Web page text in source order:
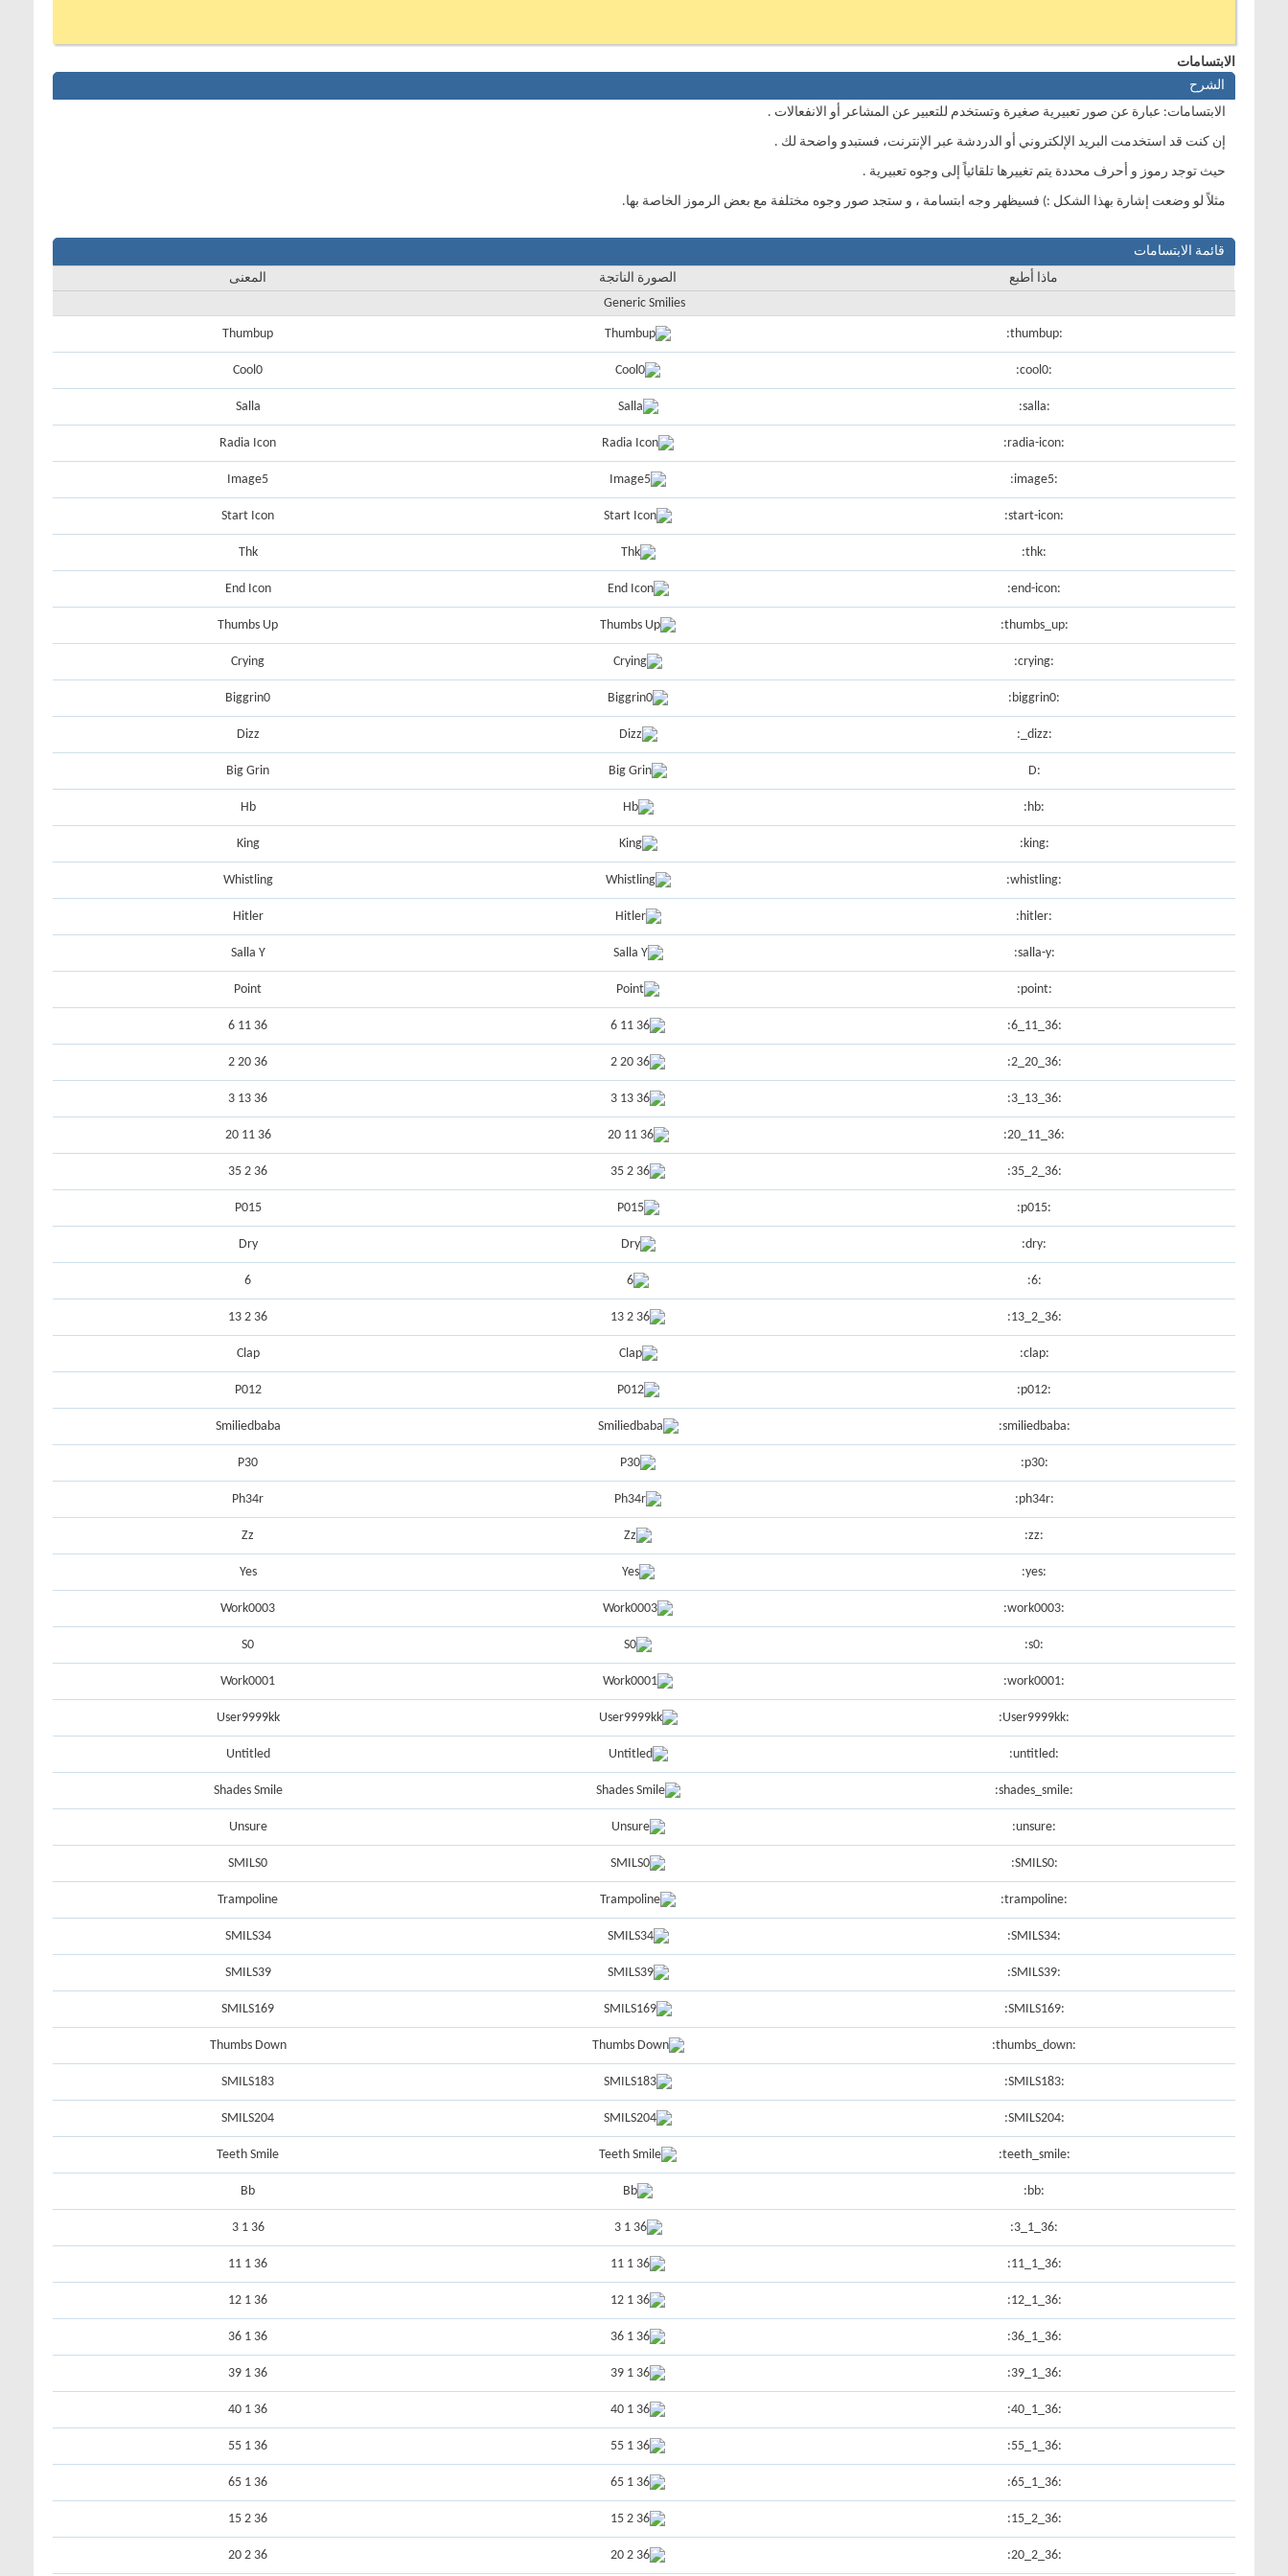
الابتسامات
الشرح
الابتسامات: عبارة عن صور تعبيرية صغيرة وتستخدم للتعبير عن المشاعر أو الانفعالات .
إن كنت قد استخدمت البريد الإلكتروني أو الدردشة عبر الإنترنت، فستبدو واضحة لك .
حيث توجد رموز و أحرف محددة يتم تغييرها تلقائياً إلى وجوه تعبيرية .
مثلاً لو وضعت إشارة بهذا الشكل :) فسيظهر وجه ابتسامة ، و ستجد صور وجوه مختلفة مع بعض الرموز الخاصة بها.
قائمة الابتسامات
ماذا أطبع
الصورة الناتجة
المعنى
Generic Smilies
:thumbup:
Thumbup
:cool0:
Cool0
:salla:
Salla
:radia-icon:
Radia Icon
:image5:
Image5
:start-icon:
Start Icon
:thk:
Thk
:end-icon:
End Icon
:thumbs_up:
Thumbs Up
:crying:
Crying
:biggrin0:
Biggrin0
:dizz_:
Dizz
:D
Big Grin
:hb:
Hb
:king:
King
:whistling:
Whistling
:hitler:
Hitler
:salla-y:
Salla Y
:point:
Point
:36_11_6:
36 11 6
:36_20_2:
36 20 2
:36_13_3:
36 13 3
:36_11_20:
36 11 20
:36_2_35:
36 2 35
:p015:
P015
:dry:
Dry
:6:
6
:36_2_13:
36 2 13
:clap:
Clap
:p012:
P012
:smiliedbaba:
Smiliedbaba
:p30:
P30
:ph34r:
Ph34r
:zz:
Zz
:yes:
Yes
:work0003:
Work0003
:s0:
S0
:work0001:
Work0001
:User9999kk:
User9999kk
:untitled:
Untitled
:shades_smile:
Shades Smile
:unsure:
Unsure
:SMILS0:
SMILS0
:trampoline:
Trampoline
:SMILS34:
SMILS34
:SMILS39:
SMILS39
:SMILS169:
SMILS169
:thumbs_down:
Thumbs Down
:SMILS183:
SMILS183
:SMILS204:
SMILS204
:teeth_smile:
Teeth Smile
:bb:
Bb
:36_1_3:
36 1 3
:36_1_11:
36 1 11
:36_1_12:
36 1 12
:36_1_36:
36 1 36
:36_1_39:
36 1 39
:36_1_40:
36 1 40
:36_1_55:
36 1 55
:36_1_65:
36 1 65
:36_2_15:
36 2 15
:36_2_20:
36 2 20